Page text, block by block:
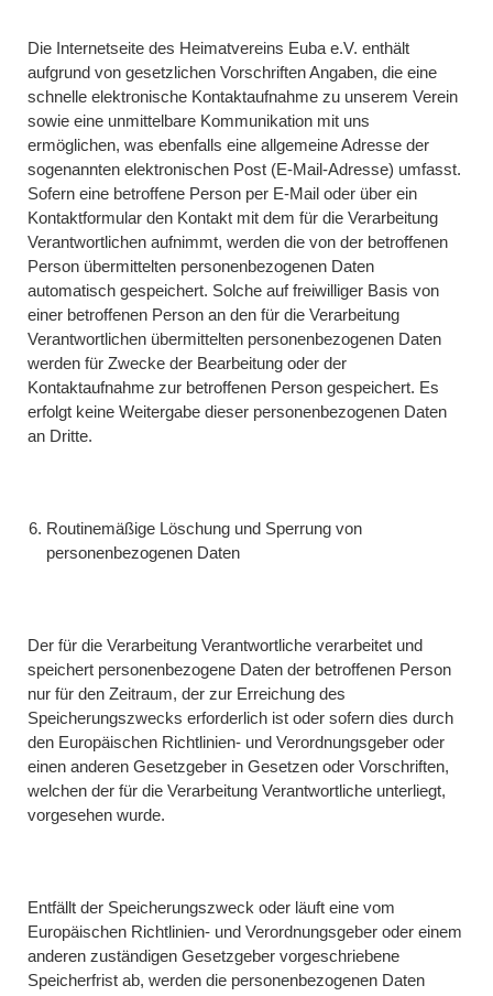
Die Internetseite des Heimatvereins Euba e.V. enthält
aufgrund von gesetzlichen Vorschriften Angaben, die eine
schnelle elektronische Kontaktaufnahme zu unserem Verein
sowie eine unmittelbare Kommunikation mit uns
ermöglichen, was ebenfalls eine allgemeine Adresse der
sogenannten elektronischen Post (E-Mail-Adresse) umfasst.
Sofern eine betroffene Person per E-Mail oder über ein
Kontaktformular den Kontakt mit dem für die Verarbeitung
Verantwortlichen aufnimmt, werden die von der betroffenen
Person übermittelten personenbezogenen Daten
automatisch gespeichert. Solche auf freiwilliger Basis von
einer betroffenen Person an den für die Verarbeitung
Verantwortlichen übermittelten personenbezogenen Daten
werden für Zwecke der Bearbeitung oder der
Kontaktaufnahme zur betroffenen Person gespeichert. Es
erfolgt keine Weitergabe dieser personenbezogenen Daten
an Dritte.
Routinemäßige Löschung und Sperrung von
personenbezogenen Daten
Der für die Verarbeitung Verantwortliche verarbeitet und
speichert personenbezogene Daten der betroffenen Person
nur für den Zeitraum, der zur Erreichung des
Speicherungszwecks erforderlich ist oder sofern dies durch
den Europäischen Richtlinien- und Verordnungsgeber oder
einen anderen Gesetzgeber in Gesetzen oder Vorschriften,
welchen der für die Verarbeitung Verantwortliche unterliegt,
vorgesehen wurde.
Entfällt der Speicherungszweck oder läuft eine vom
Europäischen Richtlinien- und Verordnungsgeber oder einem
anderen zuständigen Gesetzgeber vorgeschriebene
Speicherfrist ab, werden die personenbezogenen Daten